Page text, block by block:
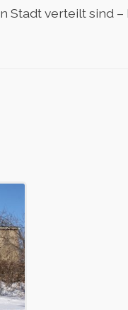
Stadt verteilt sind –